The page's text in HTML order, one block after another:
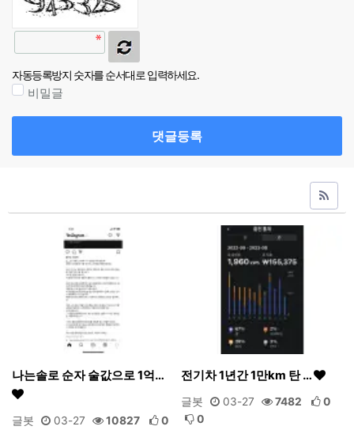
자동등록방지 숫자를 순서대로 입력하세요.
비밀글
댓글등록
나는솔로 순자 술값으로 1억…
글봇 03-27 10827
0
전기차 1년간 1만km 탄 …
글봇 03-27 7482
0
0